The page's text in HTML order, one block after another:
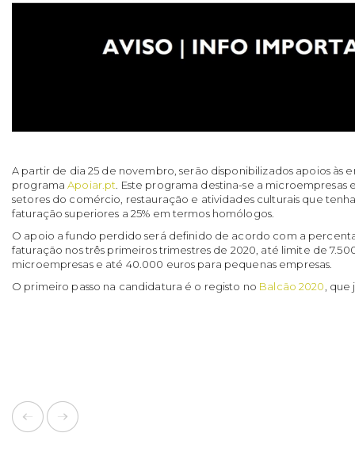
A partir de dia 25 de novembro, serão disponibilizados apoios às
programaApoiar.pt . Este programa destina-se a microempresas
setores do comércio, restauração e atividades culturais que
faturação superiores a 25% em termos homólogos.
O apoio a fundo perdido será definido de acordo com a
faturação nos três primeiros trimestres de 2020, até limite de
microempresas e até 40.000 euros para pequenas empresas.
O primeiro passo na candidatura é o registo no Balcão 2020 ,